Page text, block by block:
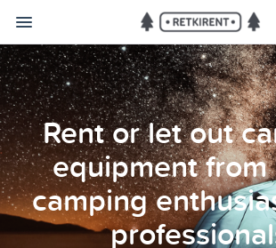
Rent or let out
equipment
camping